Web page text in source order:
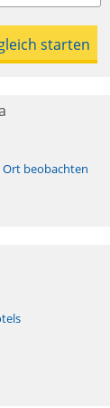
Ort beobachten